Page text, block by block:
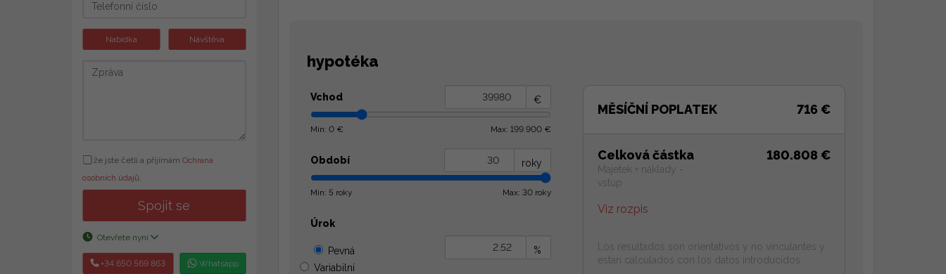
hypotéka
Vchod €
Min: 0 € Max: 199.900 €
Období roky
Min: 5 roky Max: 30 roky
Úrok
Pevná
Variabilní
%
MĚSÍČNÍ POPLATEK 716 €
Celková částka
Majetek + náklady -
vstup
Viz rozpis
180.808 €
Los resultados son orientativos y no vinculantes y
estan calculados con los datos introducidos.
Nabídka Návštěva
že jste četli a přijímám Ochrana
osobních údajů
Spojit se
Otevřete nyní
+34 650 569 863 Whatsapp